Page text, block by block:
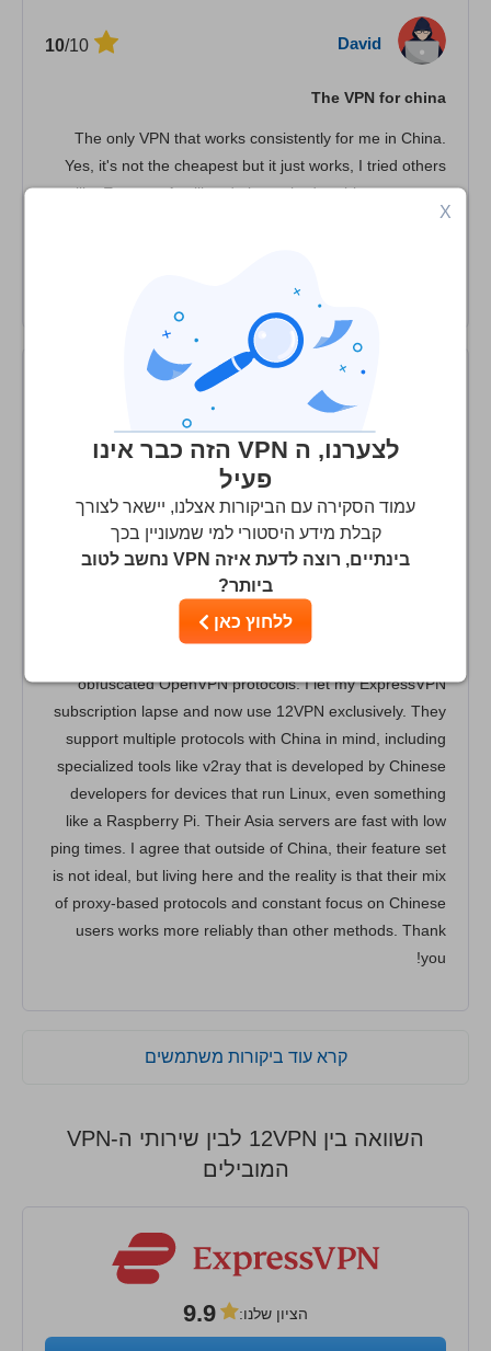
David
/10
The VPN for china
The only VPN that works consistently for me in China.
Yes, it's not the cheapest but it just works, I tried others
like Express, Astrill and always had problems at some
point. I've stuck to 12 for the last 3 years and will renew
12VPN is excellent for China
I've lived in China for 5 years, using both ExpressVPN
and 12VPN. The review above is doesn't quite reflect the
reality on the ground, suggesting 12VPN doesn't offer an
obfuscated connection method and is not recommended
for China. In fact, its main connection protocol (which is
called Web) uses an HTTPS proxy method based on
obfuscated OpenVPN protocols. I let my ExpressVPN
subscription lapse and now use 12VPN exclusively. They
support multiple protocols with China in mind, including
specialized tools like v2ray that is developed by Chinese
developers for devices that run Linux, even something
like a Raspberry Pi. Their Asia servers are fast with low
ping times. I agree that outside of China, their feature set
is not ideal, but living here and the reality is that their mix
of proxy-based protocols and constant focus on Chinese
users works more reliably than other methods. Thank
you!
קרא עוד ביקורות משתמשים
השוואה בין 12VPN לבין שירותי ה-VPN
המובילים
הציון שלנו:
9.9
X
לצערנו, ה VPN הזה כבר אינו
פעיל
עמוד הסקירה עם הביקורות אצלנו, יישאר לצורך
קבלת מידע היסטורי למי שמעוניין בכך
בינתיים, רוצה לדעת איזה VPN נחשב לטוב
ביותר?
ללחוץ כאן